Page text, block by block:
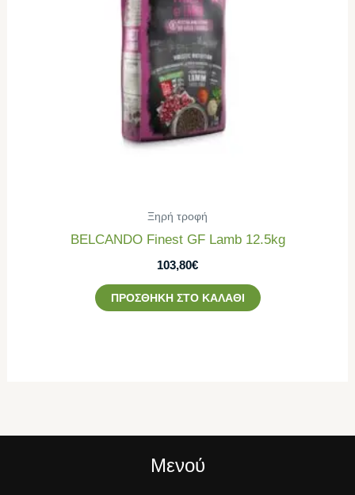
Ξηρή τροφή
BELCANDO Finest GF Lamb 12.5kg
103,80€
ΠΡΟΣΘΉΚΗ ΣΤΟ ΚΑΛΆΘΙ
Μενού